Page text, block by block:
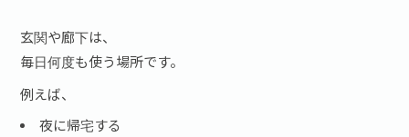
玄関や廊下は、
毎日何度も使う場所です。
例えば、
夜に帰宅する